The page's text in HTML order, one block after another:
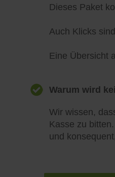
Dieses Paket
Auch Klicks
Eine Übersicht
Warum wird
Wir wissen,
Kasse zu
und